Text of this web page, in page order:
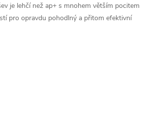
je lehčí než ap+ s mnohem větším pocitem
pro opravdu pohodlný a přitom efektivní